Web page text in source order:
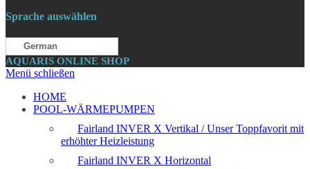
Sprache auswählen
German
AQUARIS ONLINE SHOP
Menü schließen
HOME
POOL-WÄRMEPUMPEN
Fairland INVER X Vertikal / Unser Toppfavorit mit
erhöhter Heizleistung
Fairland INVER X Horizontal